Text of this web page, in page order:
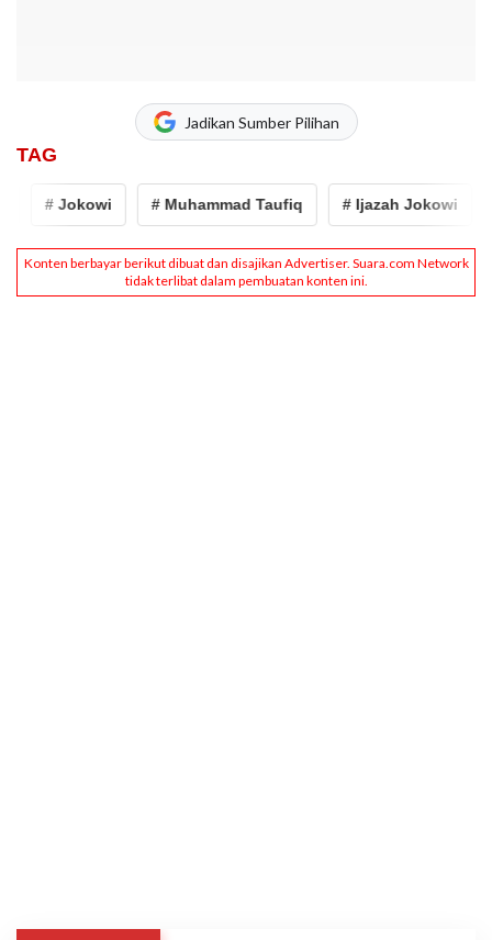
Jadikan Sumber Pilihan
TAG
# Jokowi # Muhammad Taufiq # Ijazah Jokowi